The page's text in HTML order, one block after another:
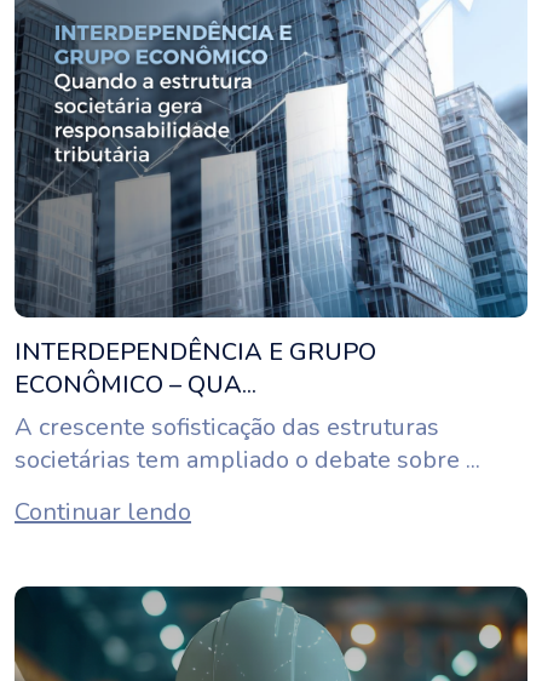
INTERDEPENDÊNCIA E GRUPO
ECONÔMICO – QUA...
A crescente sofisticação das estruturas
societárias tem ampliado o debate sobre ...
Continuar lendo